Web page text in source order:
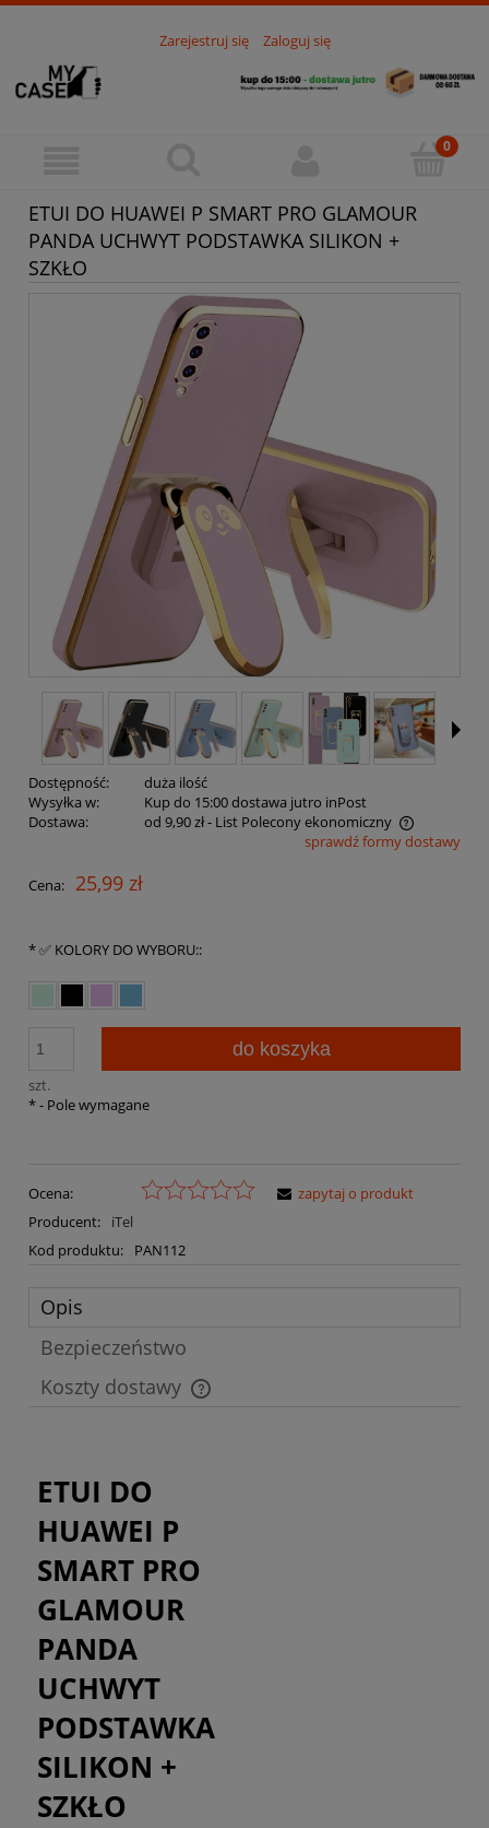
Zarejestruj się Zaloguj się
ETUI DO HUAWEI P SMART PRO GLAMOUR
PANDA UCHWYT PODSTAWKA SILIKON +
SZKŁO
Dostępność:
duża ilość
Wysyłka w:
Kup do 15:00 dostawa jutro inPost
Dostawa:
od 9,90 zł- List Polecony ekonomiczny
Cena nie zawiera ewentualnych kosztów płatnościsprawdź formy dostawy
Cena: 25,99 zł
*✅ KOLORY DO WYBORU::
szt.
do koszyka
*- Pole wymagane
Ocena:
Producent:
iTel
Kod produktu:
PAN112
zapytaj o produkt
Opis
Bezpieczeństwo
Koszty dostawy
Cena nie zawiera ewentualnych kosztów płatności
ETUI DO
HUAWEI P
SMART PRO
GLAMOUR
PANDA
UCHWYT
PODSTAWKA
SILIKON +
SZKŁO